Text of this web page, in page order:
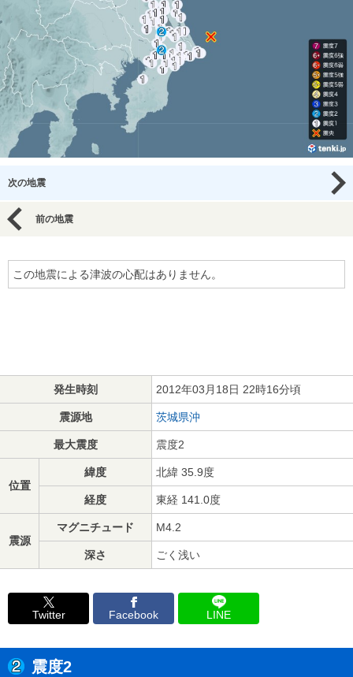
次の地震
前の地震
この地震による津波の心配はありません。
発生時刻 2012年03月18日 22時16分頃
震源地 茨城県沖
最大震度 震度2
位置
緯度 北緯 35.9度
経度 東経 141.0度
震源
マグニチュード M4.2
深さ ごく浅い
Twitter Facebook LINE
震度2